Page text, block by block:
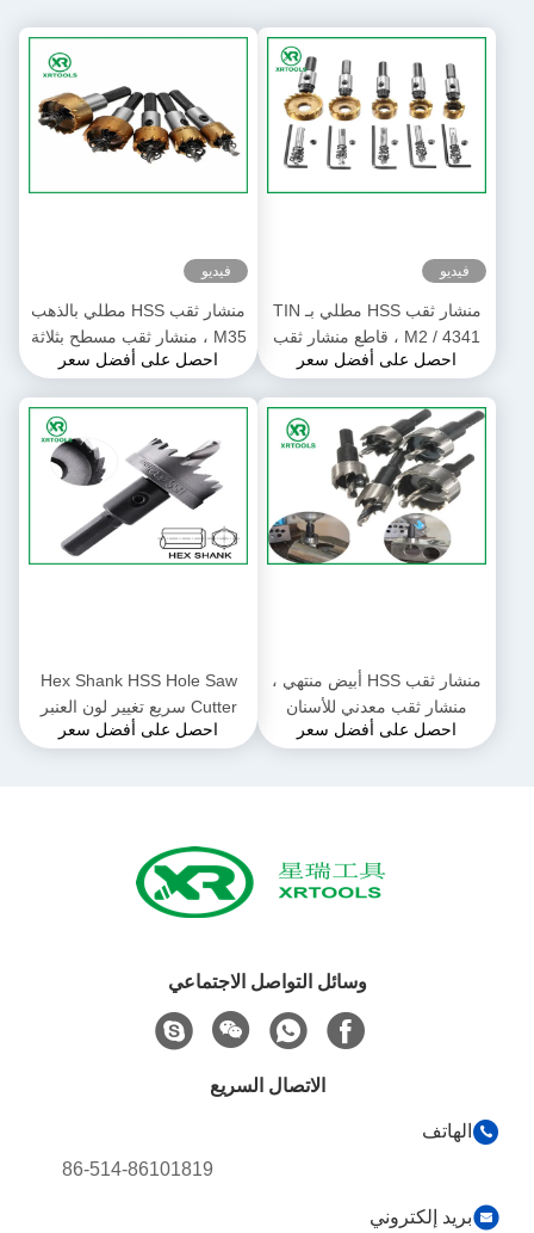
فيديو
منشار ثقب HSS مطلي بـ TIN
M2 / 4341 ، قاطع منشار ثقب
لقمة الحفر الأساسية الأرضية
احصل على أفضل سعر
فيديو
منشار ثقب HSS مطلي بالذهب
M35 ، منشار ثقب مسطح بثلاثة
احصل على أفضل سعر
منشار ثقب HSS أبيض منتهي ،
منشار ثقب معدني للأسنان
المخدد
احصل على أفضل سعر
Hex Shank HSS Hole Saw
Cutter سريع تغيير لون العنبر
إنهاء المتانة المثلى
احصل على أفضل سعر
وسائل التواصل الاجتماعي
الاتصال السريع
الهاتف
86-514-86101819
بريد إلكتروني